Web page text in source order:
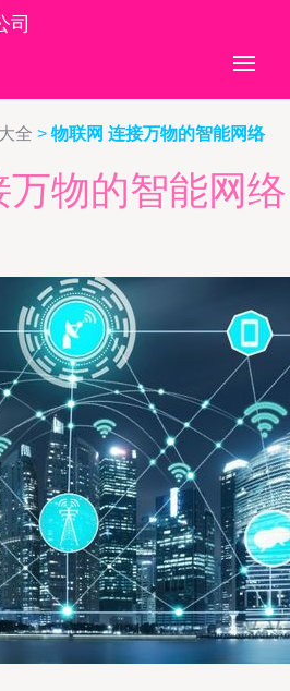
司
全 > 物联网 连接万物的智能网络
物的智能网络